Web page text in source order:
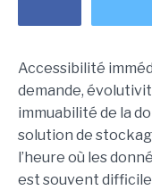
Accessibilité
demande,
immuabilité de la
solution de
l’heure où les
est souvent